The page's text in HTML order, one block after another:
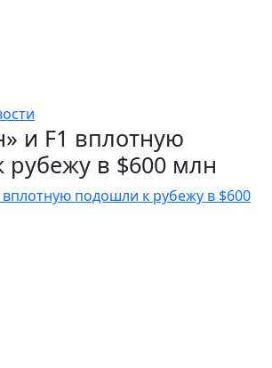
и F1 вплотную
в $600 млн
подошли к рубежу в $600